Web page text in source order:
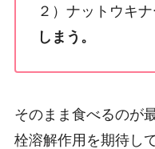
２）ナットウキ
しまう。
そのまま食べるのが
栓溶解作用を期待し